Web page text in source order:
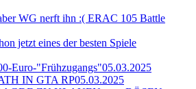
WG nerft ihn :( ERAC 105 Battle
jetzt eines der besten Spiele
Euro-"Frühzugangs"05.03.2025
IN GTA RP05.03.2025